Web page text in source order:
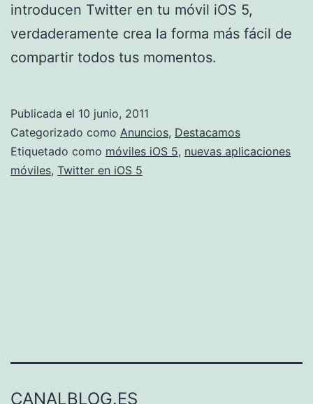
introducen Twitter en tu móvil iOS 5,
verdaderamente crea la forma más fácil de
compartir todos tus momentos.
Publicada el 10 junio, 2011
Categorizado como Anuncios, Destacamos
Etiquetado como móviles iOS 5, nuevas aplicaciones
móviles, Twitter en iOS 5
CANALBLOG.ES